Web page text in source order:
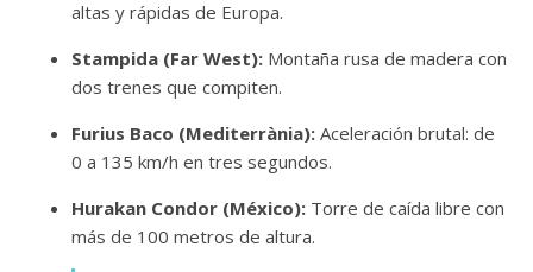
altas y rápidas de Europa.
Stampida (Far West): Montaña rusa de madera con
dos trenes que compiten.
Furius Baco (Mediterrània): Aceleración brutal: de
0 a 135 km/h en tres segundos.
Hurakan Condor (México): Torre de caída libre con
más de 100 metros de altura.